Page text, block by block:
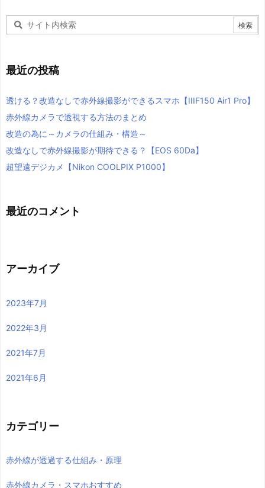
最近の投稿
透ける？改造なしで赤外線撮影ができるスマホ【IIIF150 Air1 Pro】
赤外線カメラで透視する方法のまとめ
改造の為に～カメラの仕組み・構造～
改造なしで赤外線撮影が期待できる？【EOS 60Da】
超望遠デジカメ【Nikon COOLPIX P1000】
最近のコメント
アーカイブ
2023年7月
2022年3月
2021年7月
2021年6月
カテゴリー
赤外線が透過する仕組み・原理
赤外線カメラ・スマホおすすめ